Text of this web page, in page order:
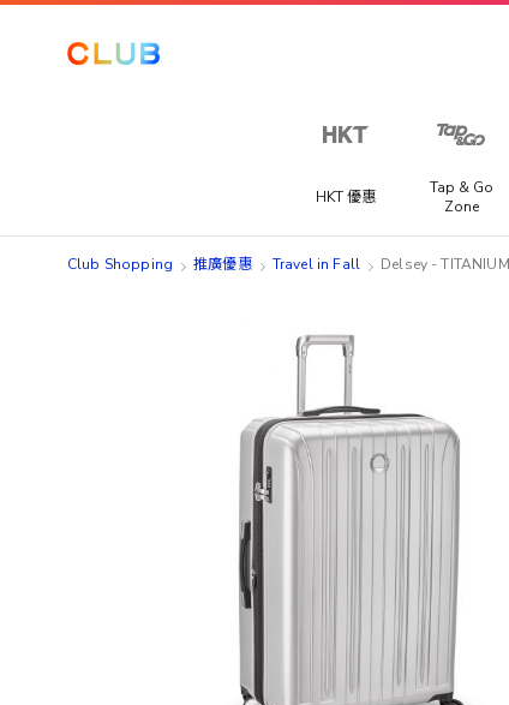
HKT 優惠
Tap & Go
Zone
Club Shopping 推廣優惠 Travel in Fall Delsey -